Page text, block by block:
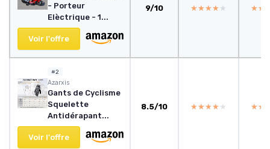
- Porteur
Elèctrique - 1...
Voir l'offre
9/10 ★★★★★
★★★★★
#2
Azarxis
Gants de Cyclisme
Squelette
Antidérapant...
Voir l'offre
8.5/10 ★★★★★
★★★★★